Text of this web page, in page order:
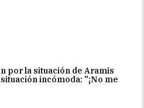
por la situación de Aramis
incómoda: "¡No me